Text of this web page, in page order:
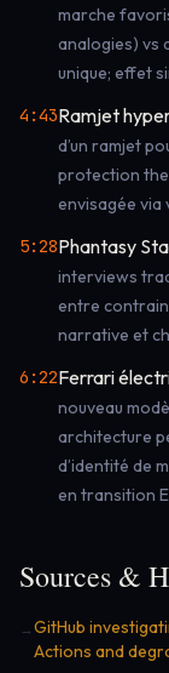
marche
analogies) vs
unique; effet
4:43Ramjet
d’un ramjet
protection
envisagée via
5:28Phantasy
interviews
entre
narrative et
6:22Ferrari
nouveau
architecture
d’identité de
en transition
Sources &
→ GitHub
Actions and